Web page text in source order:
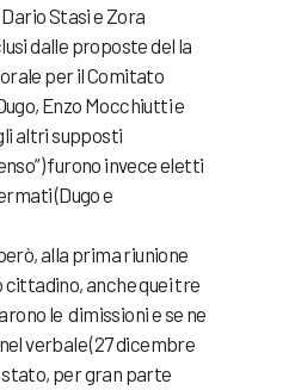
Stasi e Zora
dalle proposte del la
per il Comitato
Enzo Mocchiutti e
altri supposti
furono invece eletti
(Dugo e
alla prima riunione
cittadino, anche quei tre
le dimissioni e se ne
verbale (27 dicembre
stato, per gran parte